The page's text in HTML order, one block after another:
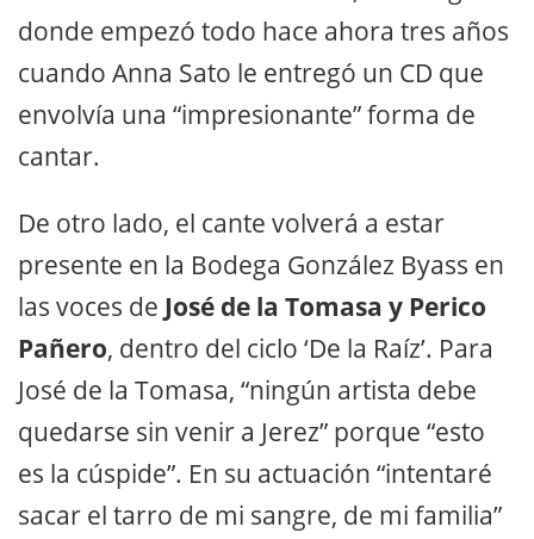
donde empezó todo hace ahora tres años
cuando Anna Sato le entregó un CD que
envolvía una “impresionante” forma de
cantar.
De otro lado, el cante volverá a estar
presente en la Bodega González Byass en
las voces de José de la Tomasa y Perico
Pañero, dentro del ciclo ‘De la Raíz’. Para
José de la Tomasa, “ningún artista debe
quedarse sin venir a Jerez” porque “esto
es la cúspide”. En su actuación “intentaré
sacar el tarro de mi sangre, de mi familia”